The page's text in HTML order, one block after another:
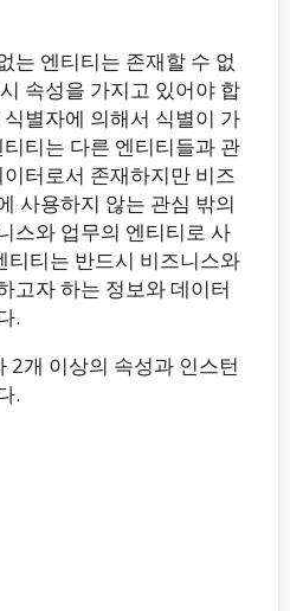
는 엔티티는 존재할 수 없
속성을 가지고 있어야 합
별자에 의해서 식별이 가
티는 다른 엔티티들과 관
터로서 존재하지만 비즈
사용하지 않는 관심 밖의
스와 업무의 엔티티로 사
티티는 반드시 비즈니스와
고자 하는 정보와 데이터
.
2개 이상의 속성과 인스턴
.